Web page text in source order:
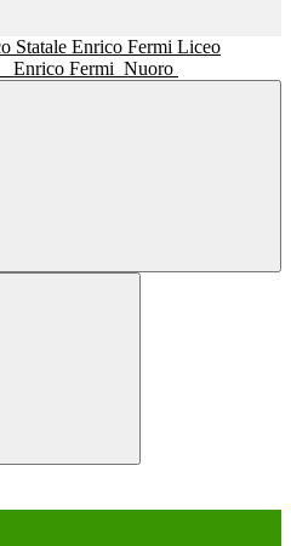
Liceo
Enrico Fermi Nuoro